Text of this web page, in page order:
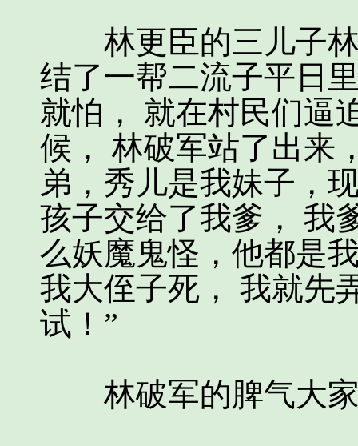
林更臣的三儿子林
结了一帮二流子平日
就怕， 就在村民们逼
候， 林破军站了出来
弟，秀儿是我妹子，
孩子交给了我爹， 我
么妖魔鬼怪，他都是
我大侄子死， 我就先
试！”
林破军的脾气大家